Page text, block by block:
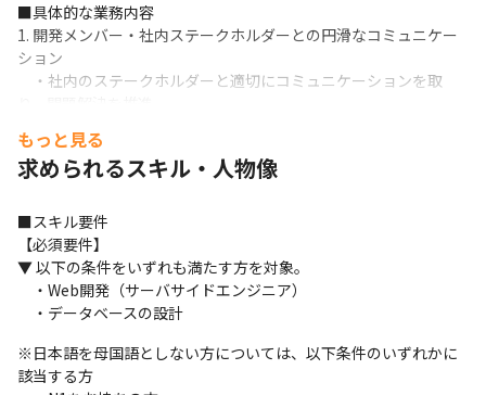
■具体的な業務内容
1. 開発メンバー・社内ステークホルダーとの円滑なコミュニケー
ション
・社内のステークホルダーと適切にコミュニケーションを取
Railsアプリケーションの機能改善
望・不具合修正・新UIへの置き換え対応。
・安全かつ保守性の高いコードで、より使いやすいアプリケー
ションへの改善。
サブシステムの運用・保守
・Rails製のアプリケーション以外のサブシステムの運用・保
守・改善。
・安全かつ保守性の高いコードで、より使いやすいアプリケー
もっと見る
求められるスキル・人物像
■スキル要件
【必須要件】
▼ 以下の条件をいずれも満たす方を対象。
・Web開発（サーバサイドエンジニア）
・データベースの設計
※日本語を母国語としない方については、以下条件のいずれかに
該当する方